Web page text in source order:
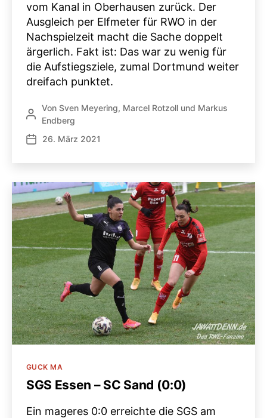
vom Kanal in Oberhausen zurück. Der
Ausgleich per Elfmeter für RWO in der
Nachspielzeit macht die Sache doppelt
ärgerlich. Fakt ist: Das war zu wenig für
die Aufstiegsziele, zumal Dortmund weiter
dreifach punktet.
Beitragsautor
Von Sven Meyering, Marcel Rotzoll und Markus
Endberg
Veröffentlichungsdatum
26. März 2021
Kategorien
GUCK MA
SGS Essen – SC Sand (0:0)
Ein mageres 0:0 erreichte die SGS am